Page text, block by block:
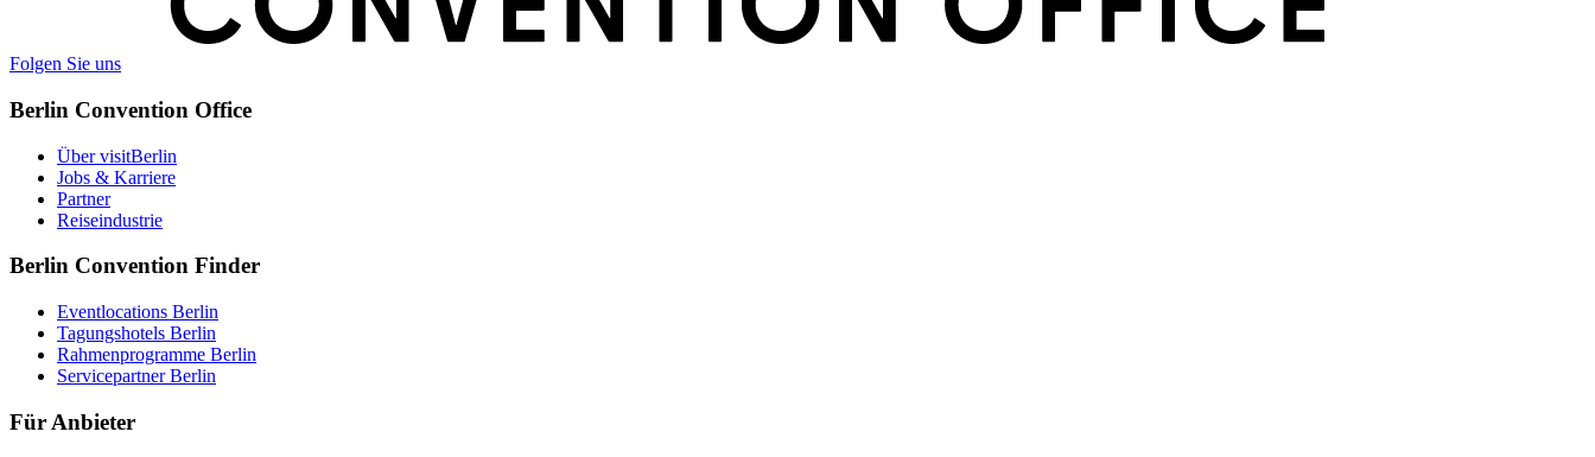
Folgen Sie uns
Berlin Convention Office
Über visitBerlin
Jobs & Karriere
Partner
Reiseindustrie
Berlin Convention Finder
Eventlocations Berlin
Tagungshotels Berlin
Rahmenprogramme Berlin
Servicepartner Berlin
Für Anbieter